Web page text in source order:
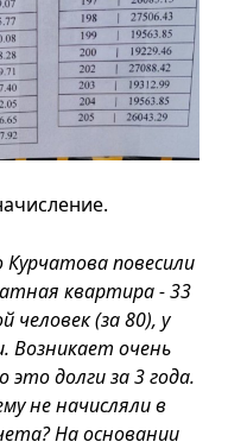
повесили
квартира - 33
(за 80), у
Возникает очень
это долги за 3 года.
не начисляли в
На основании